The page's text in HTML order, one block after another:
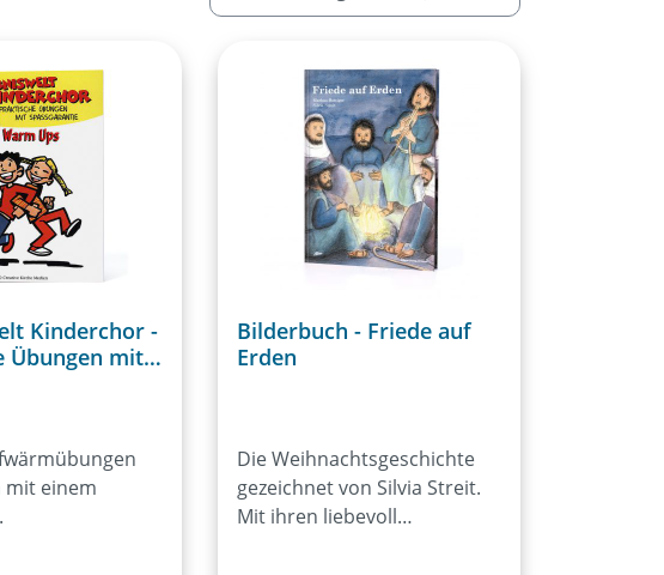
Kinderchor -
Übungen mit
mit einem
Bilderbuch - Friede auf
Erden
Die Weihnachtsgeschichte
gezeichnet von Silvia Streit.
Mit ihren liebevoll